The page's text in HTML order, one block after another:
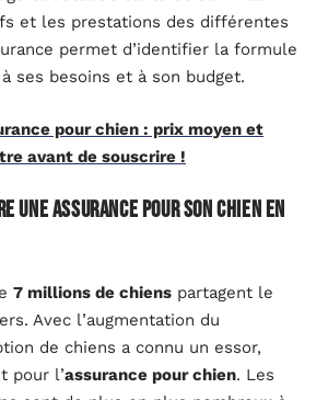
et les prestations des différentes
permet d’identifier la formule
ses besoins et à son budget.
pour chien : prix moyen et
avant de souscrire !
une assurance pour son chien en
7 millions de chiens partagent le
Avec l’augmentation du
de chiens a connu un essor,
pour l’assurance pour chien. Les